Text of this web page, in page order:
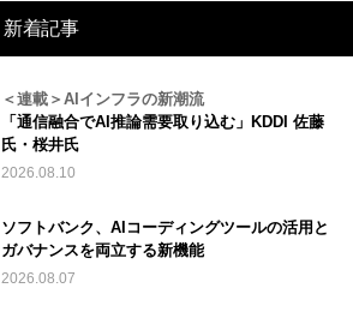
新着記事
＜連載＞AIインフラの新潮流
「通信融合でAI推論需要取り込む」KDDI 佐藤
氏・桜井氏
2026.08.10
ソフトバンク、AIコーディングツールの活用と
ガバナンスを両立する新機能
2026.08.07